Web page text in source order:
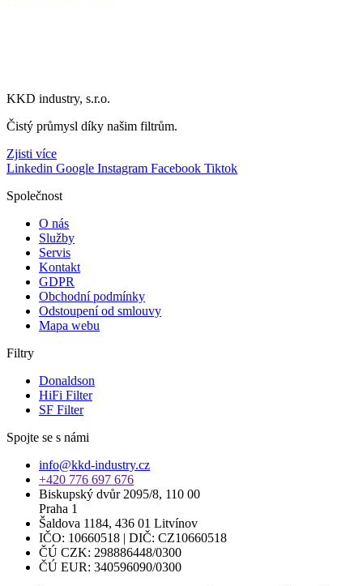
KKD industry, s.r.o.
Čistý průmysl díky našim filtrům.
Zjisti více
Linkedin Google Instagram Facebook Tiktok
Společnost
O nás
Služby
Servis
Kontakt
GDPR
Obchodní podmínky
Odstoupení od smlouvy
Mapa webu
Filtry
Donaldson
HiFi Filter
SF Filter
Spojte se s námi
info@kkd-industry.cz
+420 776 697 676
Biskupský dvůr 2095/8, 110 00
Praha 1
Šaldova 1184, 436 01 Litvínov
IČO: 10660518 | DIČ: CZ10660518
ČÚ CZK: 298886448/0300
ČÚ EUR: 340596090/0300